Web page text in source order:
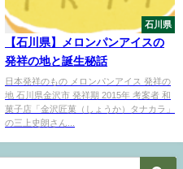
石川県
【石川県】メロンパンアイスの
発祥の地と誕生秘話
日本発祥のもの メロンパンアイス 発祥の
地 石川県金沢市 発祥期 2015年 考案者 和
菓子店「金沢匠菓（しょうか）タナカラ」
の三上史朗さん...